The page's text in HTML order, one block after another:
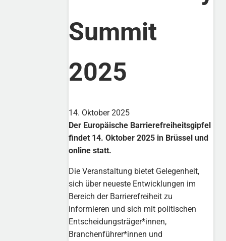
Summit
2025
14. Oktober 2025
Der Europäische Barrierefreiheitsgipfel
findet 14. Oktober 2025 in Brüssel und
online statt.
Die Veranstaltung bietet Gelegenheit,
sich über neueste Entwicklungen im
Bereich der Barrierefreiheit zu
informieren und sich mit politischen
Entscheidungsträger*innen,
Branchenführer*innen und